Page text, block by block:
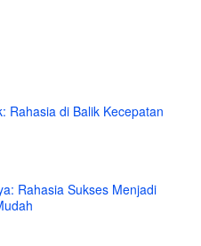
Rahasia di Balik Kecepatan
Rahasia Sukses Menjadi